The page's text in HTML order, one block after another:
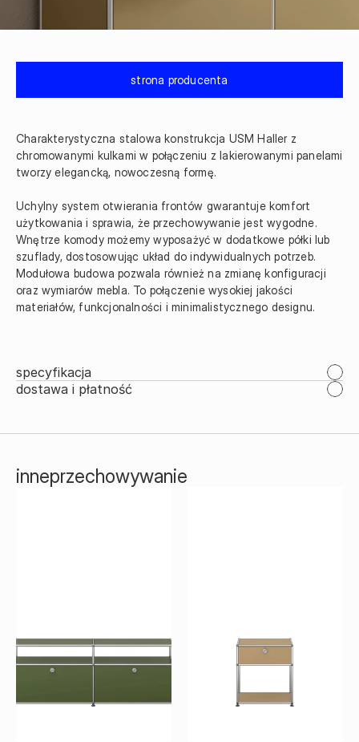
strona producenta
Charakterystyczna stalowa konstrukcja USM Haller z
chromowanymi kulkami w połączeniu z lakierowanymi panelami
tworzy elegancką, nowoczesną formę.
Uchylny system otwierania frontów gwarantuje komfort
użytkowania i sprawia, że przechowywanie jest wygodne.
Wnętrze komody możemy wyposażyć w dodatkowe półki lub
szuflady, dostosowując układ do indywidualnych potrzeb.
Modułowa budowa pozwala również na zmianę konfiguracji
oraz wymiarów mebla. To połączenie wysokiej jakości
materiałów, funkcjonalności i minimalistycznego designu.
specyfikacja
dostawa i płatność
inneprzechowywanie